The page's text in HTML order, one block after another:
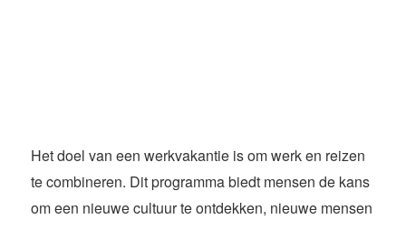
Het doel van een werkvakantie is om werk en reizen
te combineren. Dit programma biedt mensen de kans
om een nieuwe cultuur te ontdekken, nieuwe mensen